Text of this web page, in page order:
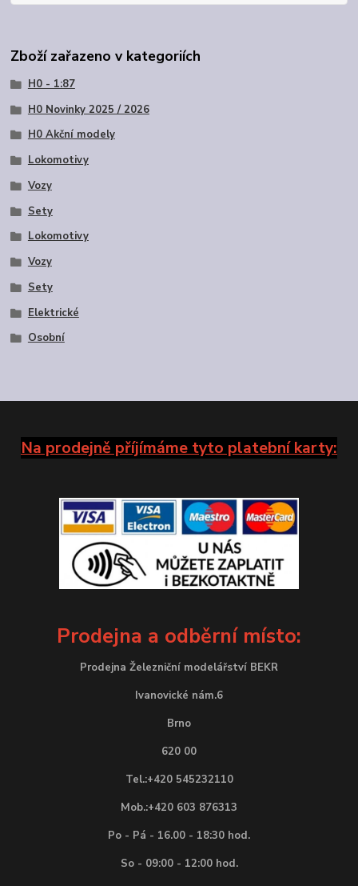
Zboží zařazeno v kategoriích
H0 - 1:87
H0 Novinky 2025 / 2026
H0 Akční modely
Lokomotivy
Vozy
Sety
Lokomotivy
Vozy
Sety
Elektrické
Osobní
Na prodejně příjímáme tyto platební karty:
Prodejna a odběrní místo:
Prodejna Železniční modelářství BEKR
Ivanovické nám.6
Brno
620 00
Tel.:+420 545232110
Mob.:+420 603 876313
Po - Pá - 16.00 - 18:30 hod.
So - 09:00 - 12:00 hod.